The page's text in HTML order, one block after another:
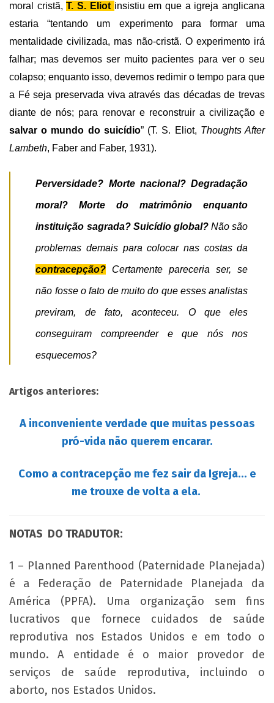
moral cristã,T. S. Eliot insistiu em que a igreja anglicana
estaria “tentando um experimento para formar uma
mentalidade civilizada, mas não-cristã. O experimento irá
falhar; mas devemos ser muito pacientes para ver o seu
colapso; enquanto isso, devemos redimir o tempo para que
a Fé seja preservada viva através das décadas de trevas
diante de nós; para renovar e reconstruir a civilização e
salvar o mundo do suicídio” (T. S. Eliot, Thoughts After
Lambeth, Faber and Faber, 1931).
Perversidade? Morte nacional? Degradação
moral? Morte do matrimônio enquanto
instituição sagrada? Suicídio global? Não são
problemas demais para colocar nas costas da
contracepção? Certamente pareceria ser, se
não fosse o fato de muito do que esses analistas
previram, de fato, aconteceu. O que eles
conseguiram compreender e que nós nos
esquecemos?
Artigos anteriores:
A inconveniente verdade que muitas pessoas
pró-vida não querem encarar.
Como a contracepção me fez sair da Igreja… e
me trouxe de volta a ela.
NOTAS DO TRADUTOR:
1 – Planned Parenthood (Paternidade Planejada)
é a Federação de Paternidade Planejada da
América (PPFA). Uma organização sem fins
lucrativos que fornece cuidados de saúde
reprodutiva nos Estados Unidos e em todo o
mundo. A entidade é o maior provedor de
serviços de saúde reprodutiva, incluindo o
aborto, nos Estados Unidos.